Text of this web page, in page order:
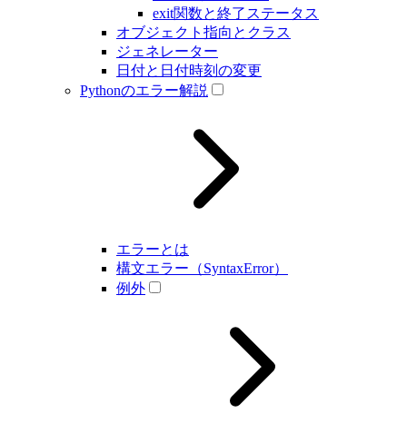
exit関数と終了ステータス
オブジェクト指向とクラス
ジェネレーター
日付と日付時刻の変更
Pythonのエラー解説
エラーとは
構文エラー（SyntaxError）
例外